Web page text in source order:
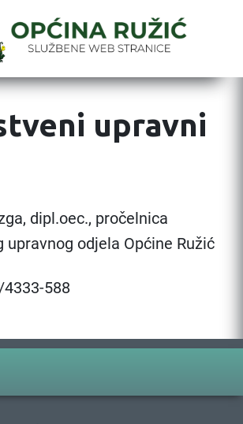
upravni
dipl.oec., pročelnica
upravnog odjela Općine Ružić
588